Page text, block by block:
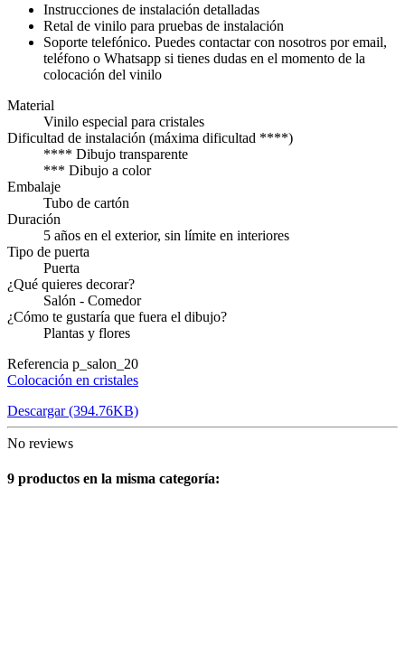
Instrucciones de instalación detalladas
Retal de vinilo para pruebas de instalación
Soporte telefónico. Puedes contactar con nosotros por email,
teléfono o Whatsapp si tienes dudas en el momento de la
colocación del vinilo
Material
Vinilo especial para cristales
Dificultad de instalación (máxima dificultad ****)
**** Dibujo transparente
*** Dibujo a color
Embalaje
Tubo de cartón
Duración
5 años en el exterior, sin límite en interiores
Tipo de puerta
Puerta
¿Qué quieres decorar?
Salón - Comedor
¿Cómo te gustaría que fuera el dibujo?
Plantas y flores
Referencia p_salon_20
Colocación en cristales
Descargar (394.76KB)
No reviews
9 productos en la misma categoría: